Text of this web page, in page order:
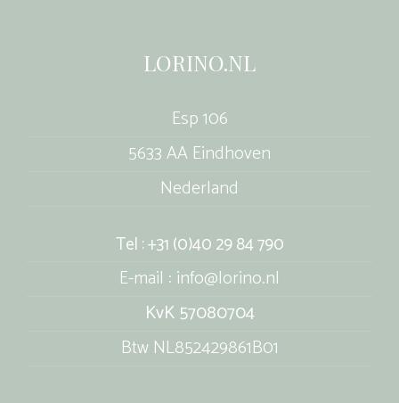
LORINO.NL
Esp 106
5633 AA Eindhoven
Nederland
Tel : +31 (0)40 29 84 790
E-mail : info@lorino.nl
KvK 57080704
Btw NL852429861B01